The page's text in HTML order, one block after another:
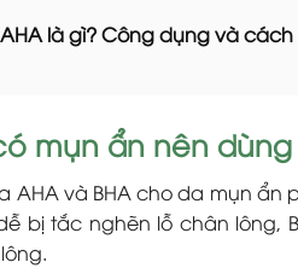
AHA là gì? Công dụng và
mụn ẩn nên dùng
AHA và BHA cho da mụn
bị tắc nghẽn lỗ chân lông,